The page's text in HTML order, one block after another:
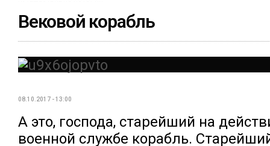
Вековой корабль
08.10.2017 - 13:00
А это, господа, старейший на
военной службе корабль.